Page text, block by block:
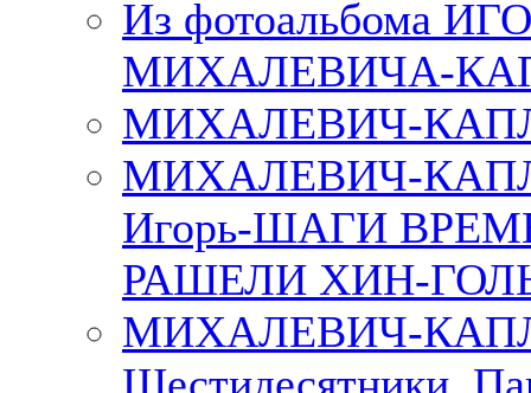
Из фотоальбома
МИХАЛЕВИЧА-
МИХАЛЕВИЧ-
МИХАЛЕВИЧ-
Игорь-ШАГИ
РАШЕЛИ ХИН-
МИХАЛЕВИЧ-